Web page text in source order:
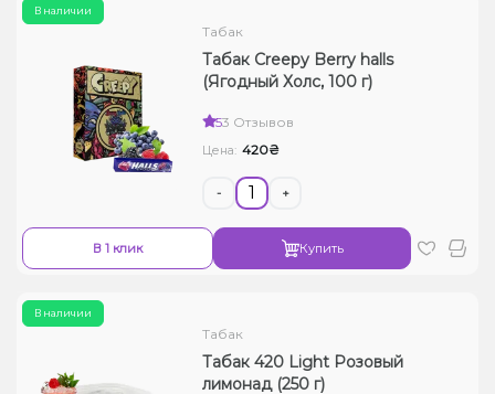
В наличии
Табак
Табак Creepy Berry halls
(Ягодный Холс, 100 г)
53 Отзывов
Цена: 420₴
- +
В 1 клик Купить
В наличии
Табак
Табак 420 Light Розовый
лимонад (250 г)